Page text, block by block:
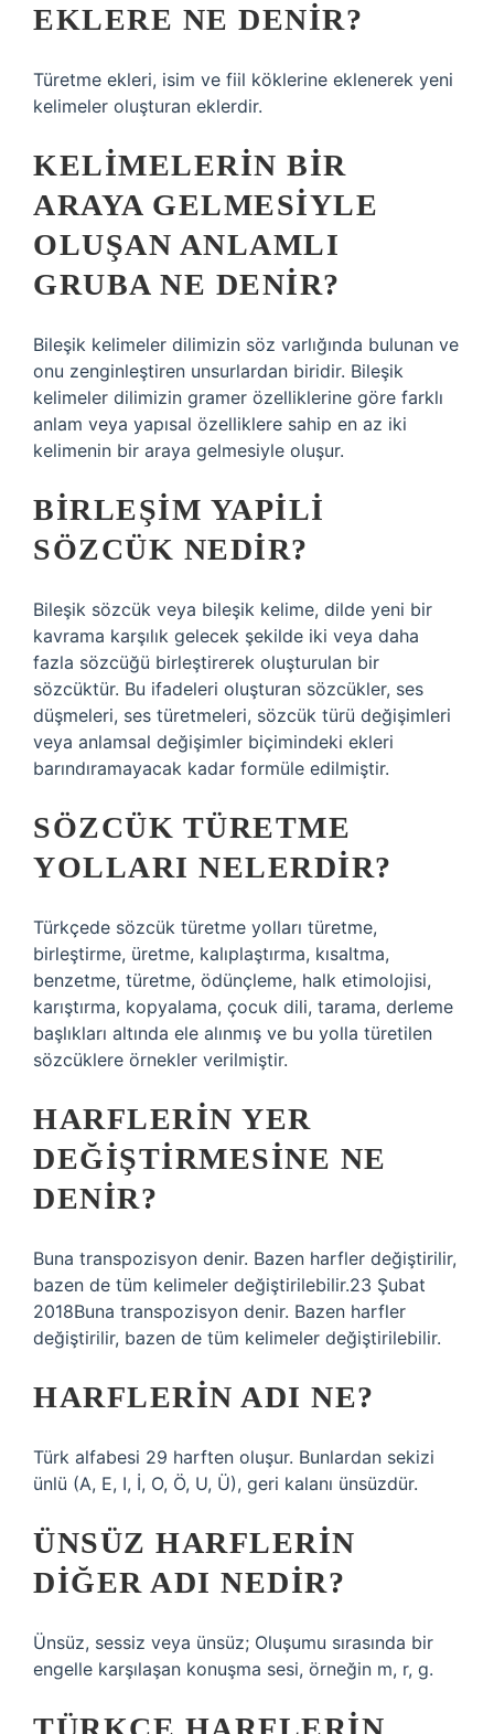
EKLERE NE DENIR?
Türetme ekleri, isim ve fiil köklerine eklenerek yeni
kelimeler oluşturan eklerdir.
KELIMELERIN BIR
ARAYA GELMESIYLE
OLUŞAN ANLAMLI
GRUBA NE DENIR?
Bileşik kelimeler dilimizin söz varlığında bulunan ve
onu zenginleştiren unsurlardan biridir. Bileşik
kelimeler dilimizin gramer özelliklerine göre farklı
anlam veya yapısal özelliklere sahip en az iki
kelimenin bir araya gelmesiyle oluşur.
BIRLEŞIM YAPILI
SÖZCÜK NEDIR?
Bileşik sözcük veya bileşik kelime, dilde yeni bir
kavrama karşılık gelecek şekilde iki veya daha
fazla sözcüğü birleştirerek oluşturulan bir
sözcüktür. Bu ifadeleri oluşturan sözcükler, ses
düşmeleri, ses türetmeleri, sözcük türü değişimleri
veya anlamsal değişimler biçimindeki ekleri
barındıramayacak kadar formüle edilmiştir.
SÖZCÜK TÜRETME
YOLLARI NELERDIR?
Türkçede sözcük türetme yolları türetme,
birleştirme, üretme, kalıplaştırma, kısaltma,
benzetme, türetme, ödünçleme, halk etimolojisi,
karıştırma, kopyalama, çocuk dili, tarama, derleme
başlıkları altında ele alınmış ve bu yolla türetilen
sözcüklere örnekler verilmiştir.
HARFLERIN YER
DEĞIŞTIRMESINE NE
DENIR?
Buna transpozisyon denir. Bazen harfler değiştirilir,
bazen de tüm kelimeler değiştirilebilir.23 Şubat
2018Buna transpozisyon denir. Bazen harfler
değiştirilir, bazen de tüm kelimeler değiştirilebilir.
HARFLERIN ADI NE?
Türk alfabesi 29 harften oluşur. Bunlardan sekizi
ünlü (A, E, I, İ, O, Ö, U, Ü), geri kalanı ünsüzdür.
ÜNSÜZ HARFLERIN
DIĞER ADI NEDIR?
Ünsüz, sessiz veya ünsüz; Oluşumu sırasında bir
engelle karşılaşan konuşma sesi, örneğin m, r, g.